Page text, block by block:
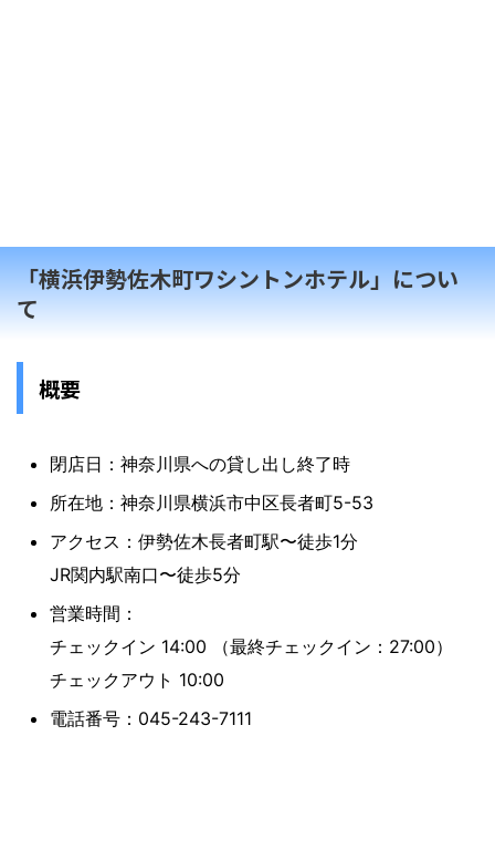
「横浜伊勢佐木町ワシントンホテル」につい
て
概要
閉店日：神奈川県への貸し出し終了時
所在地：神奈川県横浜市中区長者町5-53
アクセス：伊勢佐木長者町駅〜徒歩1分
JR関内駅南口〜徒歩5分
営業時間：
チェックイン 14:00 （最終チェックイン：27:00）
チェックアウト 10:00
電話番号：045-243-7111